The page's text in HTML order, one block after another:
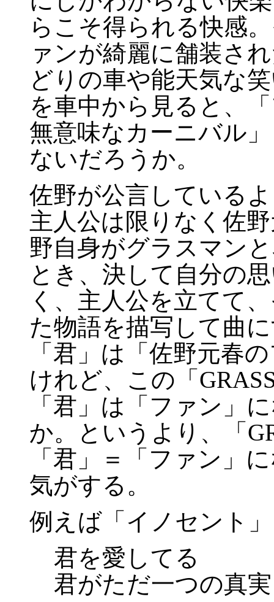
らこそ得られる快感
ァンが綺麗に舗装さ
どりの車や能天気な
を車中から見ると、
無意味なカーニバル
ないだろうか。
佐野が公言している
主人公は限りなく佐
野自身がグラスマン
とき、決して自分の
く、主人公を立てて
た物語を描写して曲
「君」は「佐野元春
けれど、この「
「君」は「ファン」
か。というより、「
「君」＝「ファン」
気がする。
例えば「イノセント」
君を愛してる
君がただ一つの真実